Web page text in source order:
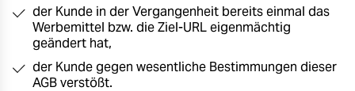
der Kunde in der Vergangenheit bereits einmal das
Werbemittel bzw. die Ziel-URL eigenmächtig
geändert hat,
der Kunde gegen wesentliche Bestimmungen dieser
AGB verstößt.